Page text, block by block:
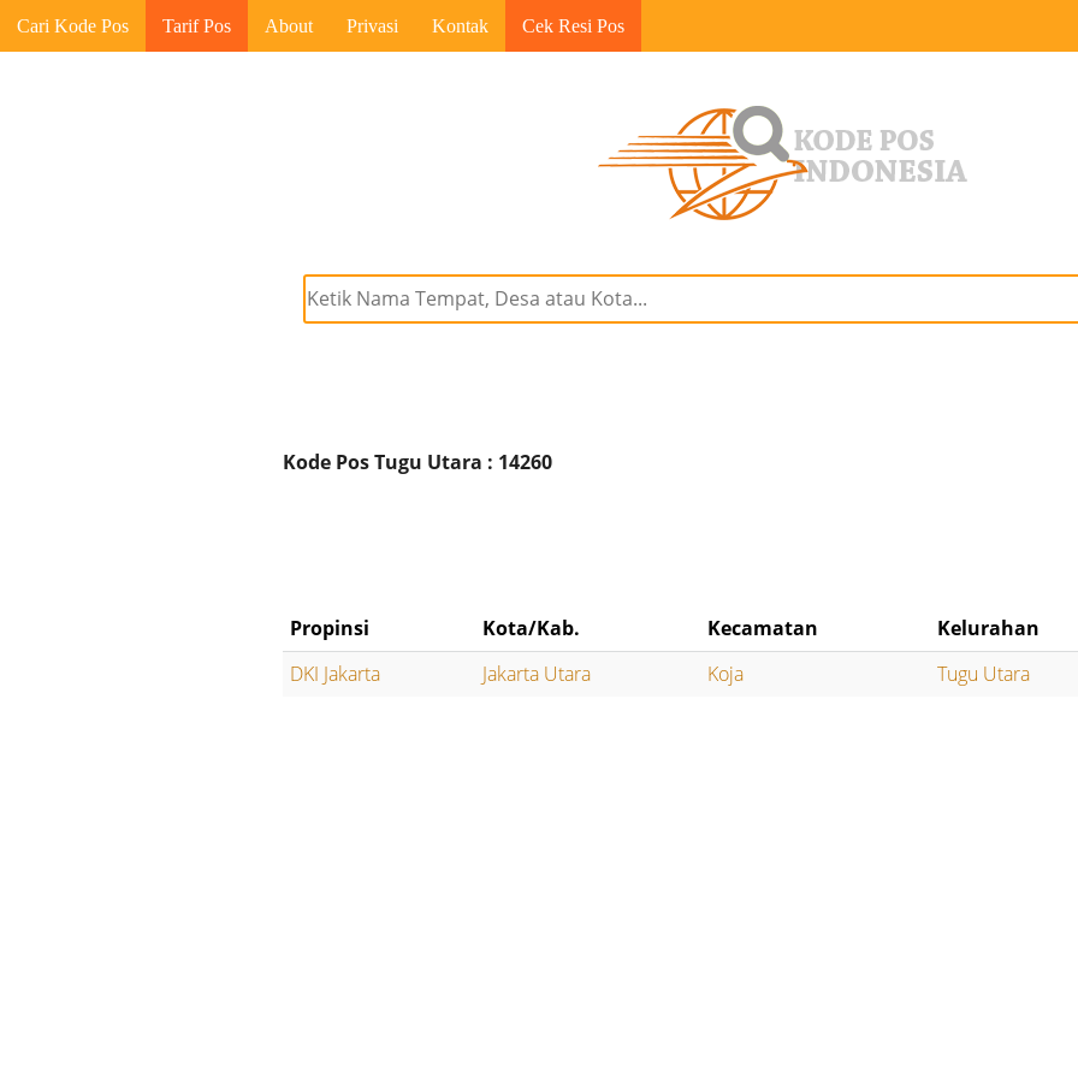
Cari Kode Pos Tarif Pos About Privasi Kontak Cek Resi Pos
Kode Pos Tugu Utara : 14260
Propinsi Kota/Kab. Kecamatan
Kelurahan
DKI Jakarta
Jakarta Utara Koja Tugu Utara